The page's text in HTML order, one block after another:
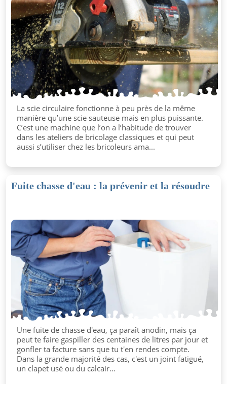
La scie circulaire fonctionne à peu près de la même
manière qu’une scie sauteuse mais en plus puissante.
C’est une machine que l’on a l’habitude de trouver
dans les ateliers de bricolage classiques et qui peut
aussi s’utiliser chez les bricoleurs ama...
Fuite chasse d'eau : la prévenir et la résoudre
Une fuite de chasse d'eau, ça paraît anodin, mais ça
peut te faire gaspiller des centaines de litres par jour et
gonfler ta facture sans que tu t'en rendes compte.
Dans la grande majorité des cas, c'est un joint fatigué,
un clapet usé ou du calcair...